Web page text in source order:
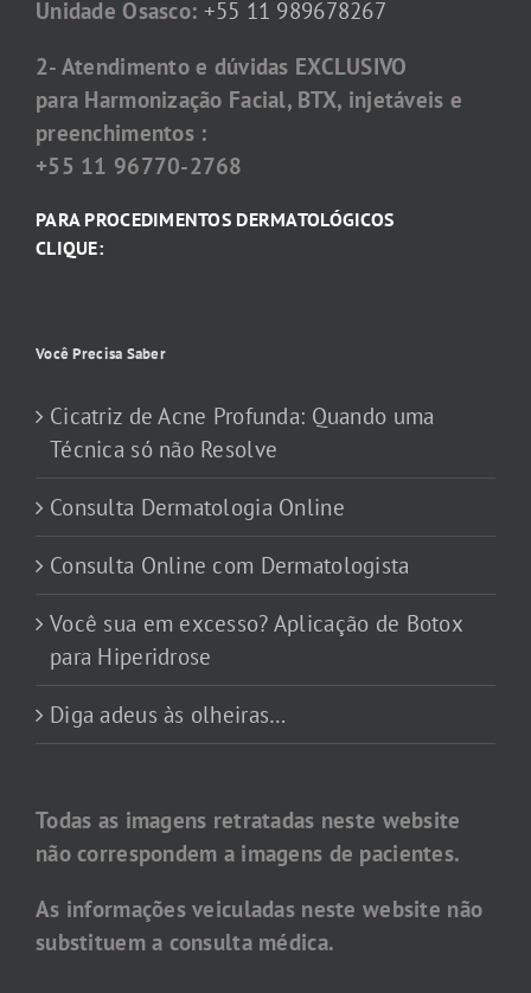
Unidade Osasco: +55 11 989678267
2- Atendimento e dúvidas EXCLUSIVO
para Harmonização Facial, BTX, injetáveis e
preenchimentos :
+55 11 96770-2768
PARA PROCEDIMENTOS DERMATOLÓGICOS
CLIQUE:
Você Precisa Saber
Cicatriz de Acne Profunda: Quando uma
Técnica só não Resolve
Consulta Dermatologia Online
Consulta Online com Dermatologista
Você sua em excesso? Aplicação de Botox
para Hiperidrose
Diga adeus às olheiras…
Todas as imagens retratadas neste website
não correspondem a imagens de pacientes.
As informações veiculadas neste website não
substituem a consulta médica.